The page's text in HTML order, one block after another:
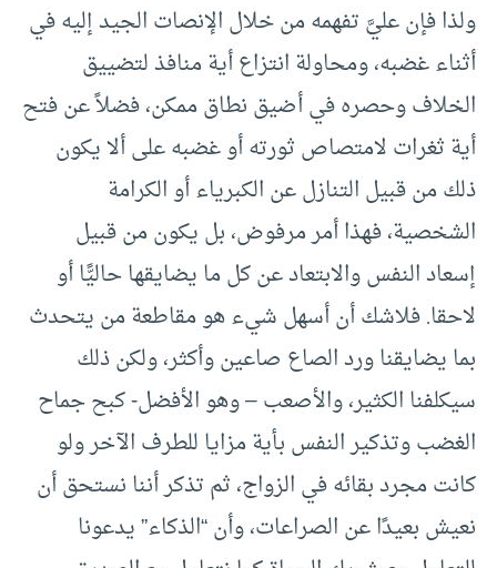
ولذا فإن عليَّ تفهمه من خلال الإنصات الجيد إليه في
أثناء غضبه، ومحاولة انتزاع أية منافذ لتضييق
الخلاف وحصره في أضيق نطاق ممكن، فضلاً عن فتح
أية ثغرات لامتصاص ثورته أو غضبه على ألا يكون
ذلك من قبيل التنازل عن الكبرياء أو الكرامة
الشخصية، فهذا أمر مرفوض، بل يكون من قبيل
إسعاد النفس والابتعاد عن كل ما يضايقها حاليًّا أو
لاحقا. فلاشك أن أسهل شيء هو مقاطعة من يتحدث
بما يضايقنا ورد الصاع صاعين وأكثر، ولكن ذلك
سيكلفنا الكثير، والأصعب – وهو الأفضل- كبح جماح
الغضب وتذكير النفس بأية مزايا للطرف الآخر ولو
كانت مجرد بقائه في الزواج، ثم تذكر أننا نستحق أن
نعيش بعيدًا عن الصراعات، وأن “الذكاء” يدعونا